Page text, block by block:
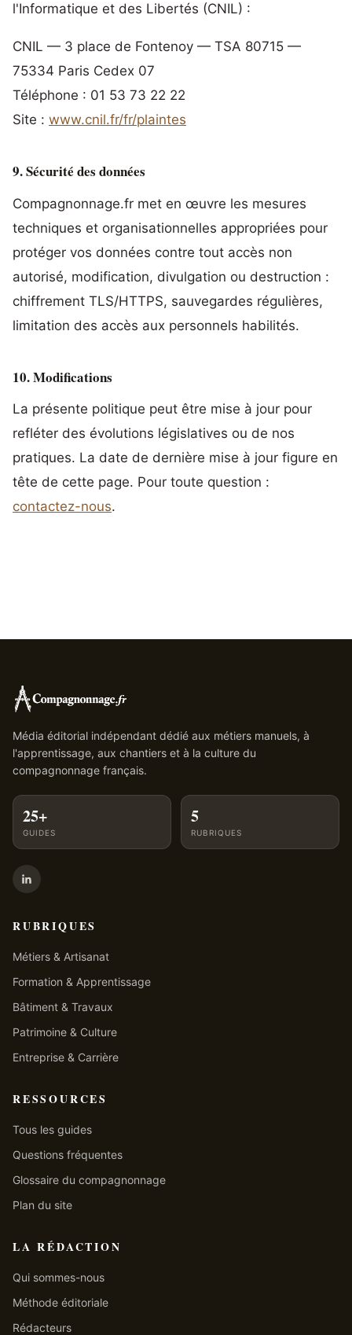
l'Informatique et des Libertés (CNIL) :
CNIL — 3 place de Fontenoy — TSA 80715 —
75334 Paris Cedex 07
Téléphone : 01 53 73 22 22
Site : www.cnil.fr/fr/plaintes
9. Sécurité des données
Compagnonnage.fr met en œuvre les mesures
techniques et organisationnelles appropriées pour
protéger vos données contre tout accès non
autorisé, modification, divulgation ou destruction :
chiffrement TLS/HTTPS, sauvegardes régulières,
limitation des accès aux personnels habilités.
10. Modifications
La présente politique peut être mise à jour pour
refléter des évolutions législatives ou de nos
pratiques. La date de dernière mise à jour figure en
tête de cette page. Pour toute question :
contactez-nous.
Média éditorial indépendant dédié aux métiers manuels, à
l'apprentissage, aux chantiers et à la culture du
compagnonnage français.
25+
GUIDES
5
RUBRIQUES
RUBRIQUES
Métiers & Artisanat
Formation & Apprentissage
Bâtiment & Travaux
Patrimoine & Culture
Entreprise & Carrière
RESSOURCES
Tous les guides
Questions fréquentes
Glossaire du compagnonnage
Plan du site
LA RÉDACTION
Qui sommes-nous
Méthode éditoriale
Rédacteurs